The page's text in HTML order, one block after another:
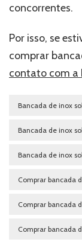
concorrentes.
Por isso, se
comprar
contato com a
Bancada de inox
Bancada de inox
Bancada de inox
Comprar bancada
Comprar bancada
Comprar bancada